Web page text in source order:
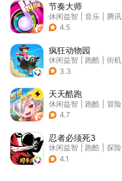
节奏大师
休闲益智 音乐
腾讯
4.5
疯狂动物园
休闲益智 跑酷
街机
| 像素风
3.3
天天酷跑
休闲益智 跑酷
冒险
| 萌系
4.7
忍者必须死3
休闲益智 跑酷
探险
| 和风
4.1